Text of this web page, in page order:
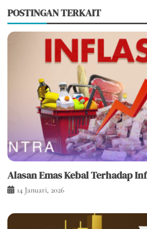
POSTINGAN TERKAIT
Alasan Emas Kebal Terhadap
14 Januari, 2026